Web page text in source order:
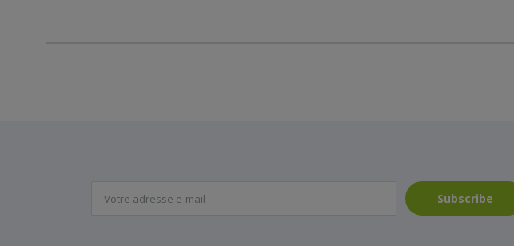
Subscribe